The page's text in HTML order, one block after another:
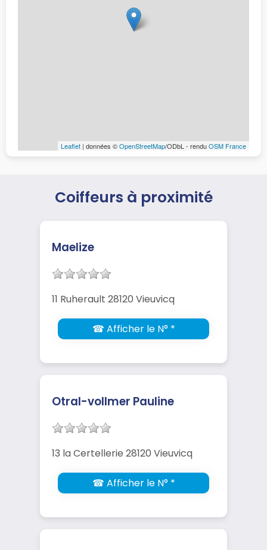
Leaflet | données ©OpenStreetMap/ODbL - renduOSM France
Coiffeurs à proximité
Maelize
11 Ruherault 28120 Vieuvicq
☎ Afficher le N° *
Otral-vollmer Pauline
13 la Certellerie 28120 Vieuvicq
☎ Afficher le N° *